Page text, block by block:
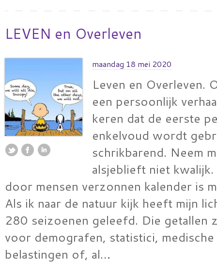
LEVEN en Overleven
maandag 18 mei 2020
Leven en Overleven.
een persoonlijk
keren dat de eerste
enkelvoud wordt
schrikbarend. Neem
alsjeblieft niet
door mensen verzonnen kalender is
Als ik naar de natuur kijk heeft mijn
280 seizoenen geleefd. Die getallen
voor demografen, statistici,
belastingen of, al…